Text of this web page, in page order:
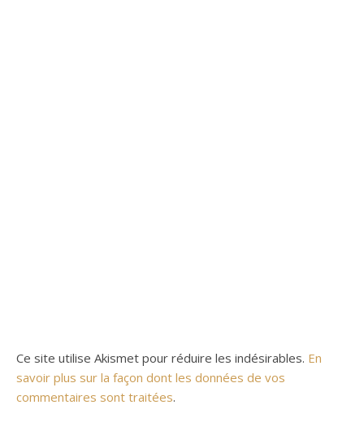
Ce site utilise Akismet pour réduire les indésirables. En
savoir plus sur la façon dont les données de vos
commentaires sont traitées.